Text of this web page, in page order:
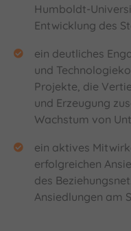
Humboldt-
Entwicklung des
ein deutliches
und
Projekte, die
und Erzeugung
Wachstum von
ein aktives
erfolgreichen
des
Ansiedlungen am